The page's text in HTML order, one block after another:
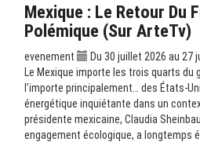
Mexique : Le Retour Du
Polémique (sur ArteTv)
evenement
Du 30 juillet 2026 au 27
Le Mexique importe les trois quarts du
l’importe principalement… des États-
énergétique inquiétante dans un
présidente mexicaine, Claudia
engagement écologique, a longtemps